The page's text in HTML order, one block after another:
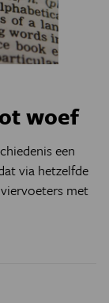
woef
een
via hetzelfde
met